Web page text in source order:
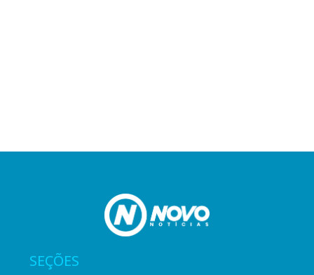
SEÇÕES